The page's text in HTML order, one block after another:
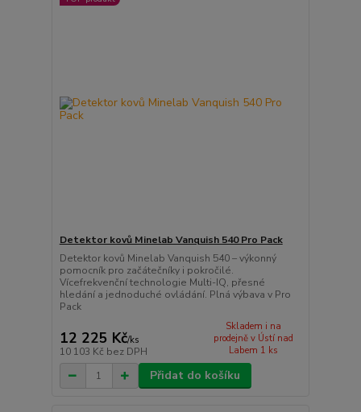
Detektor kovů Minelab Vanquish 540 Pro Pack
Detektor kovů Minelab Vanquish 540 – výkonný
pomocník pro začátečníky i pokročilé.
Vícefrekvenční technologie Multi-IQ, přesné
hledání a jednoduché ovládání. Plná výbava v Pro
Pack
12 225 Kč/ks
10 103 Kč bez DPH
Skladem i na
prodejně v Ústí nad
Labem 1 ks
Přidat do košíku